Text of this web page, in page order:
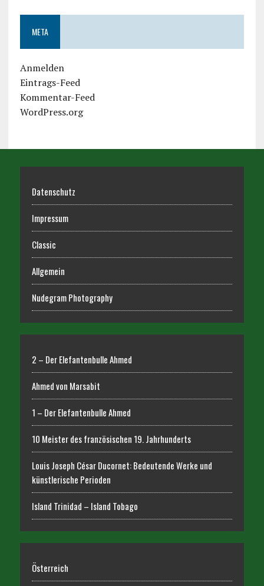
META
Anmelden
Eintrags-Feed
Kommentar-Feed
WordPress.org
Datenschutz
Impressum
Classic
Allgemein
Nudegram Photography
2 – Der Elefantenbulle Ahmed
Ahmed von Marsabit
1 – Der Elefantenbulle Ahmed
10 Meister des französischen 19. Jahrhunderts
Louis Joseph César Ducornet: Bedeutende Werke und
künstlerische Perioden
Island Trinidad – Island Tobago
Österreich